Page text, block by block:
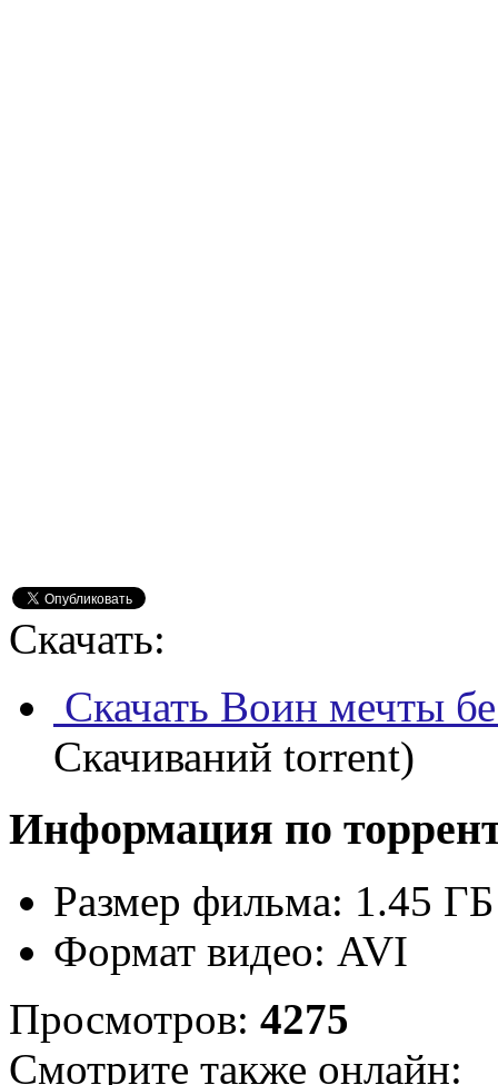
Скачать:
Скачать Воин мечты
Скачиваний torrent)
Информация по
Размер фильма: 1.45 ГБ
Формат видео: AVI
Просмотров: 4275
Смотрите также онлайн: